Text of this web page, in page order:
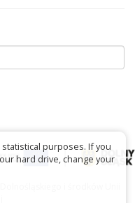
i środków Unii
purposes. If you
hard drive, change your